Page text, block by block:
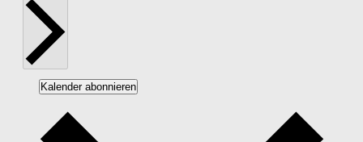
Kalender abonnieren